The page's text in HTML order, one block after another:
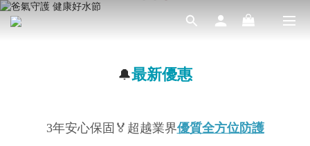
🔔最新優惠
3年安心保固 🏅 超越業界優質全方位防護